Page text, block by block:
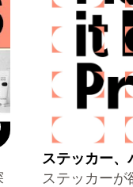
ステッカー、
ステッカー